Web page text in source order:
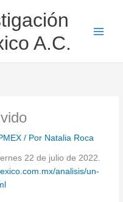
A.C.
/ Por Natalia Roca
22 de julio de 2022.
analisis/un-